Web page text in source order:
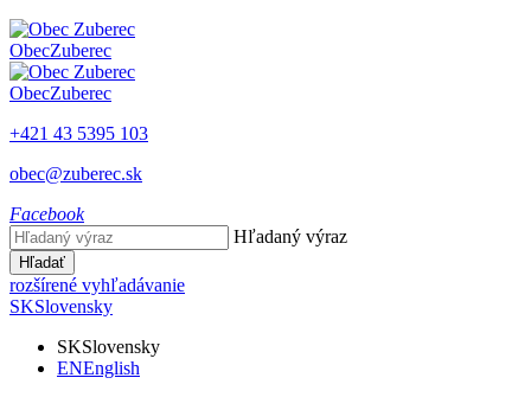
ObecZuberec
ObecZuberec
+421 43 5395 103
obec@zuberec.sk
Facebook
Hľadaný výraz
Hľadať
rozšírené vyhľadávanie
SKSlovensky
SKSlovensky
ENEnglish